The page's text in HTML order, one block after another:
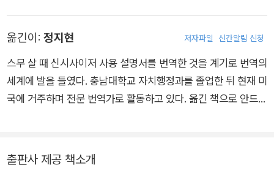
마처럼 다가오던 결정에 대해서도 더 다양한 가능성을 열어두고
흥미를 갖게 되었다.
_31. 선택지는 항상 두 개 이상이다
기타리스트로 입학한 후, 보컬, 작곡, 피아노, 작사, 작곡, 음악 믹
싱 및 프로듀싱 등 다양한 분야를 공부했다. 이 외에도 TED의 인
기 강연자, 서커스 공연자, 기업가 등 다채로운 활동을 이어왔다.
이 과정에서 보여준 창의성과 열정은 사람들에게 큰 영감을 주었
지 찾고, 잘못된 생각을 고치고, 생각을 행동으로 옮기는 방법에
옮긴이: 정지현 저자파일 신간알림 신청
스무 살 때 신시사이저 사용 설명서를 번역한 것을 계기로 번역의
세계에 발을 들였다. 충남대학교 자치행정과를 졸업한 뒤 현재 미
국에 거주하며 전문 번역가로 활동하고 있다. 옮긴 책으로 안드레
면 인생은 바뀌지 않는다》 《5년 후 나에게》 《창조적 행위 : 존재
출판사 제공 책소개